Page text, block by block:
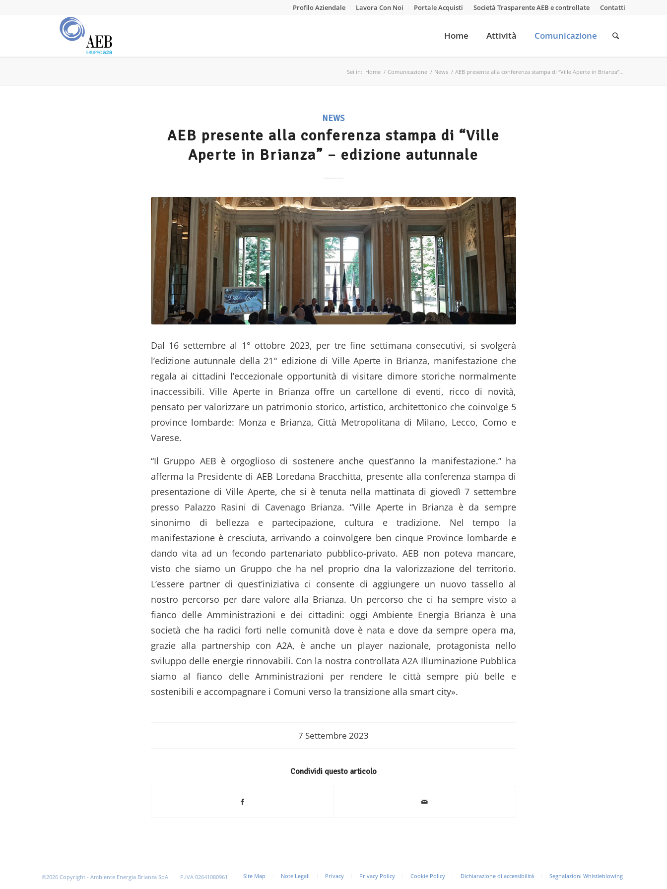
Profilo Aziendale Lavora Con Noi Portale Acquisti Società Trasparente AEB e controllate Contatti
Home Attività Comunicazione
Sei in: Home / Comunicazione / News / AEB presente alla conferenza stampa di “Ville Aperte in Brianza”...
NEWS
AEB presente alla conferenza stampa di “Ville
Aperte in Brianza” – edizione autunnale
Dal 16 settembre al 1° ottobre 2023, per tre fine settimana consecutivi, si svolgerà
l’edizione autunnale della 21° edizione di Ville Aperte in Brianza, manifestazione che
regala ai cittadini l’eccezionale opportunità di visitare dimore storiche normalmente
inaccessibili. Ville Aperte in Brianza offre un cartellone di eventi, ricco di novità,
pensato per valorizzare un patrimonio storico, artistico, architettonico che coinvolge 5
province lombarde: Monza e Brianza, Città Metropolitana di Milano, Lecco, Como e
Varese.
“Il Gruppo AEB è orgoglioso di sostenere anche quest’anno la manifestazione.” ha
afferma la Presidente di AEB Loredana Bracchitta, presente alla conferenza stampa di
presentazione di Ville Aperte, che si è tenuta nella mattinata di giovedì 7 settembre
presso Palazzo Rasini di Cavenago Brianza. “Ville Aperte in Brianza è da sempre
sinonimo di bellezza e partecipazione, cultura e tradizione. Nel tempo la
manifestazione è cresciuta, arrivando a coinvolgere ben cinque Province lombarde e
dando vita ad un fecondo partenariato pubblico-privato. AEB non poteva mancare,
visto che siamo un Gruppo che ha nel proprio dna la valorizzazione del territorio.
L’essere partner di quest’iniziativa ci consente di aggiungere un nuovo tassello al
nostro percorso per dare valore alla Brianza. Un percorso che ci ha sempre visto a
fianco delle Amministrazioni e dei cittadini: oggi Ambiente Energia Brianza è una
società che ha radici forti nelle comunità dove è nata e dove da sempre opera ma,
grazie alla partnership con A2A, è anche un player nazionale, protagonista nello
sviluppo delle energie rinnovabili. Con la nostra controllata A2A Illuminazione Pubblica
siamo al fianco delle Amministrazioni per rendere le città sempre più belle e
sostenibili e accompagnare i Comuni verso la transizione alla smart city».
7 Settembre 2023
Condividi questo articolo
©2026 Copyright - Ambiente Energia Brianza SpA P.IVA 02641080961 Site Map Note Legali Privacy Privacy Policy Cookie Policy Dichiarazione di accessibilità Segnalazioni Whistleblowing